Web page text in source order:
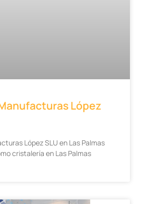
López
López SLU en Las Palmas
cristalería en Las Palmas